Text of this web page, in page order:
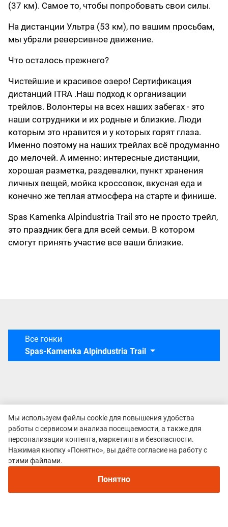
(37 км). Самое то, чтобы попробовать свои силы.
На дистанции Ультра (53 км), по вашим просьбам,
мы убрали реверсивное движение.
Что осталось прежнего?
Чистейшие и красивое озеро! Сертификация
дистанций ITRA .Наш подход к организации
трейлов. Волонтеры на всех наших забегах - это
наши сотрудники и их родные и близкие. Люди
которым это нравится и у которых горят глаза.
Именно поэтому на наших трейлах всё продуманно
до мелочей. А именно: интересные дистанции,
хорошая разметка, раздевалки, пункт хранения
личных вещей, мойка кроссовок, вкусная еда и
конечно же теплая атмосфера на старте и финише.
Spas Kamenka Alpindustria Trail это не просто трейл,
это праздник бега для всей семьи. В котором
смогут принять участие все ваши близкие.
Все гонки
Spas-Kamenka Alpindustria Trail
Мы используем файлы cookie для повышения удобства
работы с сервисом и анализа посещаемости, а также для
персонализации контента, маркетинга и безопасности.
Нажимая кнопку «Понятно», вы даёте согласие на работу с
этими файлами.
Понятно